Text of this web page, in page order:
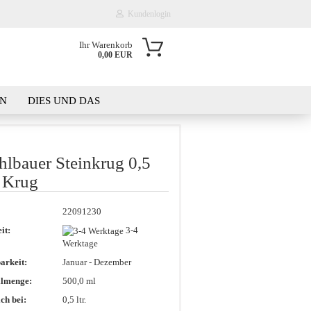
Kundenlogin
vergessen?
Ihr Warenkorb
0,00 EUR
DIES UND DAS
Stein­krug 0,5
22091230
3-4
Werktage
Januar - Dezember
500,0 ml
bei:
0,5 ltr.